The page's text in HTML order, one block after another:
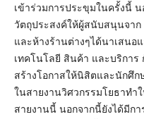
เข้าร่วมการประขุมในครั้งนี้
วัตถุประสงค์ให้ผู้สนับสนุนจา
และห้างร้านต่างๆได้นาเสนอ
เทคโนโลยี สินค้า และบริการ
สร้างโอกาสให้นิสิตและนักศึ
ในสายงานวิศวกรรมโยธาท
สายงานนี้ นอกจากนี้ยังได้มีก